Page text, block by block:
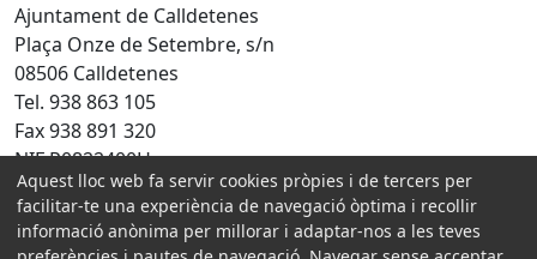
Ajuntament de Calldetenes
Plaça Onze de Setembre, s/n
08506 Calldetenes
Tel. 938 863 105
Fax 938 891 320
NIF P0822400H
Amb la col·laboració de:
Aquest lloc web fa servir cookies pròpies i de tercers per
facilitar-te una experiència de navegació òptima i recollir
informació anònima per millorar i adaptar-nos a les teves